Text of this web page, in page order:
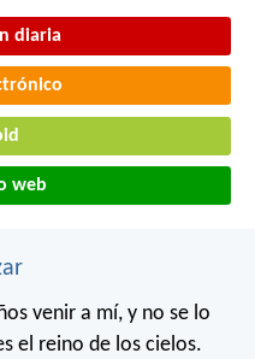
diaria
web
venir a mí, y no se lo
el reino de los cielos.